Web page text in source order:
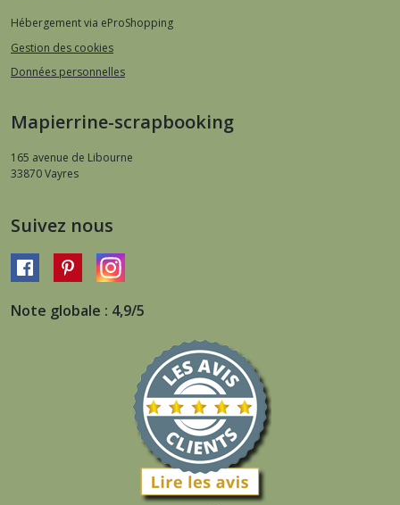
Hébergement via eProShopping
Gestion des cookies
Données personnelles
Mapierrine-scrapbooking
165 avenue de Libourne
33870Vayres
Suivez nous
Note globale : 4,9/5